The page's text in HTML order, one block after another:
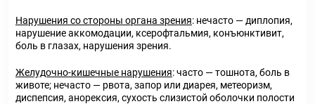
Нарушения со стороны органа зрения: нечасто — диплопия,
нарушение аккомодации, ксерофтальмия, конъюнктивит,
боль в глазах, нарушения зрения.
Желудочно-кишечные нарушения: часто — тошнота, боль в
животе; нечасто — рвота, запор или диарея, метеоризм,
диспепсия, анорексия, сухость слизистой оболочки полости